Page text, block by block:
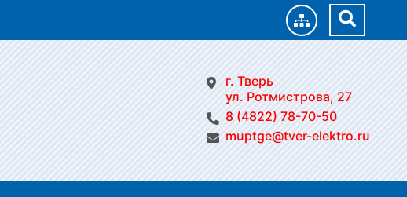
г. Тверь
ул. Ротмистрова, 27
8 (4822) 78-70-50
muptge@tver-elektro.ru